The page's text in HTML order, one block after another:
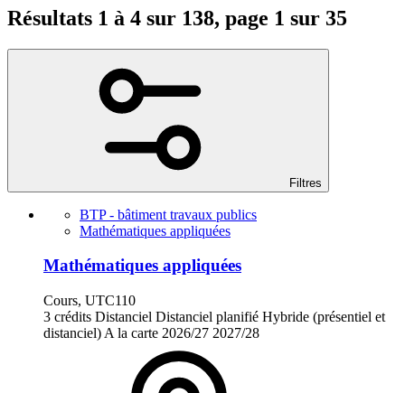
Résultats 1 à 4 sur 138, page 1 sur 35
Filtres
BTP - bâtiment travaux publics
Mathématiques appliquées
Mathématiques appliquées
Cours, UTC110
3 crédits Distanciel Distanciel planifié Hybride (présentiel et
distanciel) A la carte 2026/27 2027/28